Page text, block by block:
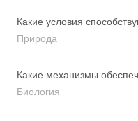
Какие условия
Природа
Какие механизмы
Биология